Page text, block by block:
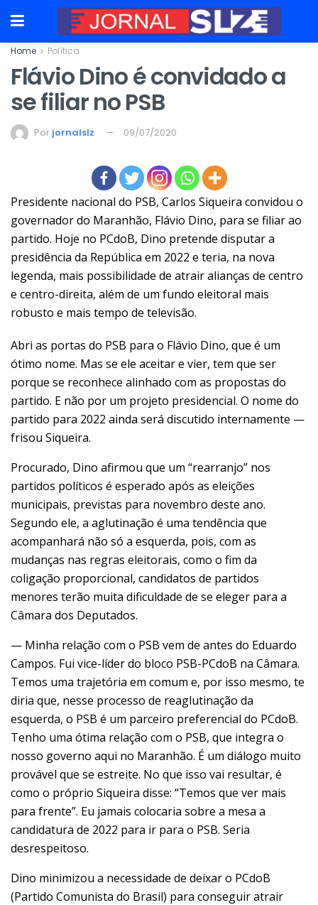
Home Política
Flávio Dino é convidado a
se filiar no PSB
Por jornalslz 09/07/2020
Presidente nacional do PSB, Carlos Siqueira convidou o
governador do Maranhão, Flávio Dino, para se filiar ao
partido. Hoje no PCdoB, Dino pretende disputar a
presidência da República em 2022 e teria, na nova
legenda, mais possibilidade de atrair alianças de centro
e centro-direita, além de um fundo eleitoral mais
robusto e mais tempo de televisão.
Abri as portas do PSB para o Flávio Dino, que é um
ótimo nome. Mas se ele aceitar e vier, tem que ser
porque se reconhece alinhado com as propostas do
partido. E não por um projeto presidencial. O nome do
partido para 2022 ainda será discutido internamente —
frisou Siqueira.
Procurado, Dino afirmou que um “rearranjo” nos
partidos políticos é esperado após as eleições
municipais, previstas para novembro deste ano.
Segundo ele, a aglutinação é uma tendência que
acompanhará não só a esquerda, pois, com as
mudanças nas regras eleitorais, como o fim da
coligação proporcional, candidatos de partidos
menores terão muita dificuldade de se eleger para a
Câmara dos Deputados.
— Minha relação com o PSB vem de antes do Eduardo
Campos. Fui vice-líder do bloco PSB-PCdoB na Câmara.
Temos uma trajetória em comum e, por isso mesmo, te
diria que, nesse processo de reaglutinação da
esquerda, o PSB é um parceiro preferencial do PCdoB.
Tenho uma ótima relação com o PSB, que integra o
nosso governo aqui no Maranhão. É um diálogo muito
provável que se estreite. No que isso vai resultar, é
como o próprio Siqueira disse: “Temos que ver mais
para frente”. Eu jamais colocaria sobre a mesa a
candidatura de 2022 para ir para o PSB. Seria
desrespeitoso.
Dino minimizou a necessidade de deixar o PCdoB
(Partido Comunista do Brasil) para conseguir atrair